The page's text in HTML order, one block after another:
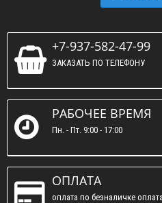
+7-937-582-47-99
ЗАКАЗАТЬ ПО ТЕЛЕФОНУ
РАБОЧЕЕ ВРЕМЯ
Пн. - Пт. 9:00 - 17:00
ОПЛАТА
оплата по безналичке